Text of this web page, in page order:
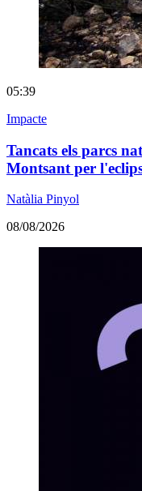
05:39
Impacte
Tancats els parcs
Montsant per
Natàlia Pinyol
08/08/2026